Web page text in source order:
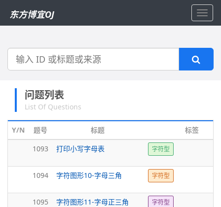
东方博宜OJ
搜
问题列表
List Of Questions
Y/N 题号 标题
标签
1093
打印小写字母表 字符型
1094 字符图形10-字母三角 字符型
1095 字符图形11-字母正三角 字符型